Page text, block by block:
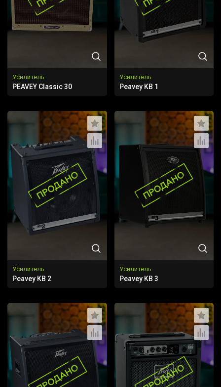
Усилитель
PEAVEY Classic 30
Усилитель
Peavey KB 1
Усилитель
Peavey KB 2
Усилитель
Peavey KB 3